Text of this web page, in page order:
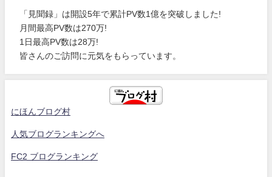
「見聞録」は開設5年で累計PV数1億を突破しました!
月間最高PV数は270万!
1日最高PV数は28万!
皆さんのご訪問に元気をもらっています。
にほんブログ村
人気ブログランキングへ
FC2 ブログランキング